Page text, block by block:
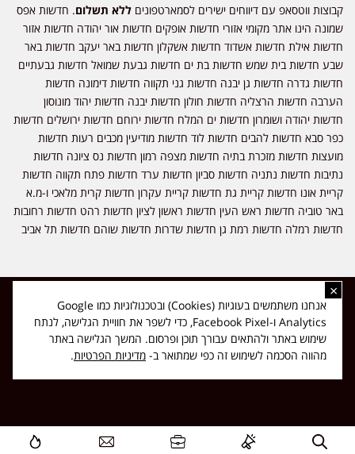
קבוצות ווטסאפ עם דיווחים ישירים לסמארטפונים ללא תשלום. חדשות אפס
שמונה הינו אתר מקומי אזורי חדשות אופקים חדשות אור יהודה חדשות אזור
חדשות אילת חדשות אשדוד חדשות אשקלון חדשות באר יעקב חדשות באר
שבע חדשות בית שמש חדשות בת ים חדשות גבעת שמואל חדשות גבעתיים
חדשות גדרה חדשות גן יבנה חדשות גני תקווה חדשות דימונה חדשות
הערבה חדשות הרצליה חדשות חולון חדשות יבנה חדשות יהוד מונוסון
חדשות יהודה ושומרון חדשות ים המלח חדשות ירוחם חדשות ירושלים חדשות
כפר סבא חדשות להבים חדשות לוד חדשות מודיעין מכבים רעות חדשות
מועצות חדשות מזכרת בתיה חדשות מצפה רמון חדשות נס ציונה חדשות
נתיבות חדשות נתניה חדשות סביון חדשות ערד חדשות פתח תקווה חדשות
קריית אונו חדשות קריית גת חדשות קריית עקרון חדשות קרית מלאכי ו-מ.א
באר טוביה חדשות ראש העין חדשות ראשון לציון חדשות רהט חדשות רחובות
חדשות רמלה חדשות רמת גן חדשות שדרות חדשות שוהם חדשות תל אביב
כל הזכויות שמורות ל-ליזה ללוצאשווילי - חדשות אפס שמונה - דיווחים בזמן
אמת, נוסד בשנת 2019 | טל' לפרסומים 054-9759222 מייל מערכת
news08.net@gmail.com
Made with ❤ byDIGITA
×
אנחנו משתמשים בעוגיות (Cookies) ובטכנולוגיות כמו Google
Analytics ו-Facebook Pixel, כדי לשפר את חוויית הגלישה, לנתח
שימוש באתר ולהתאים עבורך תוכן ופרסום. המשך הגלישה באתר
מהווה הסכמה לשימוש זה כפי שמתואר ב- מדיניות הפרטיות.